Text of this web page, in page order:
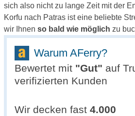
sich also nicht zu lange Zeit mit der
Korfu nach Patras ist eine beliebte
wir Ihnen so bald wie möglich zu
Warum AFerry?
Bewertet mit "Gut" auf
verifizierten Kunden
Wir decken fast 4.000